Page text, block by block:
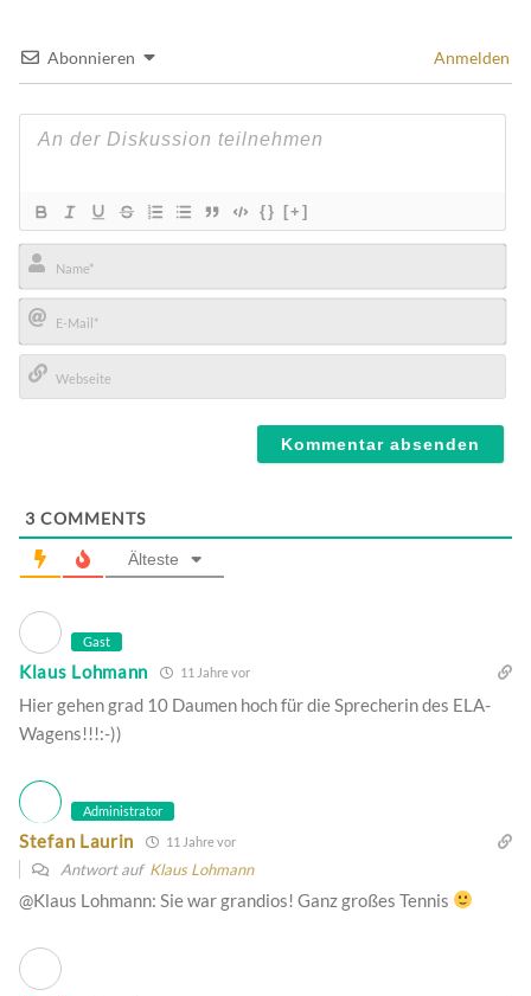
Abonnieren Anmelden
{} [+]
Name*
E-
Mail*
3 COMMENTS
Älteste
Gast
Klaus Lohmann 11 Jahre vor
Hier gehen grad 10 Daumen hoch für die Sprecherin des ELA-
Wagens!!!:-))
Administrator
Stefan Laurin 11 Jahre vor
Antwort auf Klaus Lohmann
@Klaus Lohmann: Sie war grandios! Ganz großes Tennis